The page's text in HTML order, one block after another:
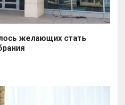
желающих стать